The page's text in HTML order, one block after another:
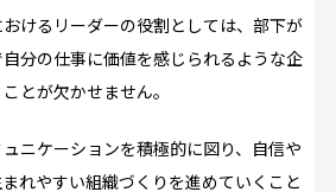
おけるリーダーの役割としては、部下が
分の仕事に価値を感じられるような企
とが欠かせません。
ニケーションを積極的に図り、自信や
れやすい組織づくりを進めていくこと